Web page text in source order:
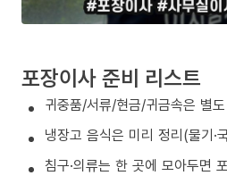
포장이사 준비 리스트
귀중품/서류/현금/귀금속은 별
냉장고 음식은 미리 정리(물기·
침구·의류는 한 곳에 모아두면